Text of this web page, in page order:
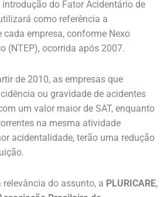
do Fator Acidentário de
como referência a
empresa, conforme Nexo
(NTEP), ocorrida após 2007.
de 2010, as empresas que
ou gravidade de acidentes
um valor maior de SAT, enquanto
na mesma atividade
acidentalidade, terão uma redução
do assunto, a PLURICARE,